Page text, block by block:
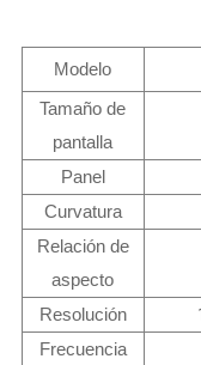
Modelo
Tamaño de
pantalla
Panel
Curvatura
Relación de
aspecto
Resolución
Frecuencia